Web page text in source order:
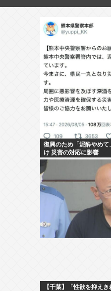
復興のため「泥酔やめ
け 災害の対応に影響
【千葉】「性欲を抑え